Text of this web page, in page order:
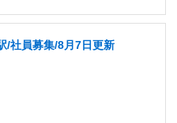
/社員募集/8月7日更新